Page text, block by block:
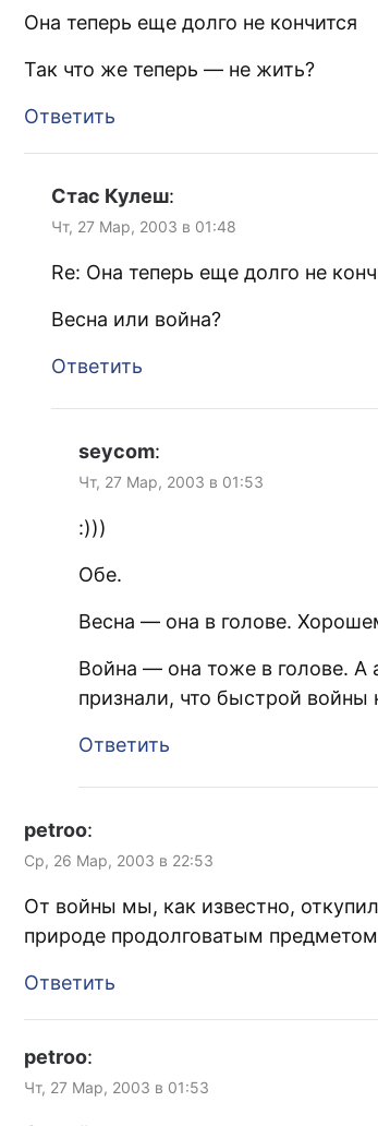
Она теперь еще долго не кончится
Так что же теперь — не жить?
Ответить
Стас Кулеш:
Чт, 27 Мар, 2003 в 01:48
Re: Она теперь еще долго не
Весна или война?
Ответить
seycom:
Чт, 27 Мар, 2003 в 01:53
:)))
Обе.
Весна — она в голове.
Война — она тоже в голове. А
признали, что быстрой войны
Ответить
petroo:
Ср, 26 Мар, 2003 в 22:53
От войны мы, как известно,
природе продолговатым
Ответить
petroo:
Чт, 27 Мар, 2003 в 01:53